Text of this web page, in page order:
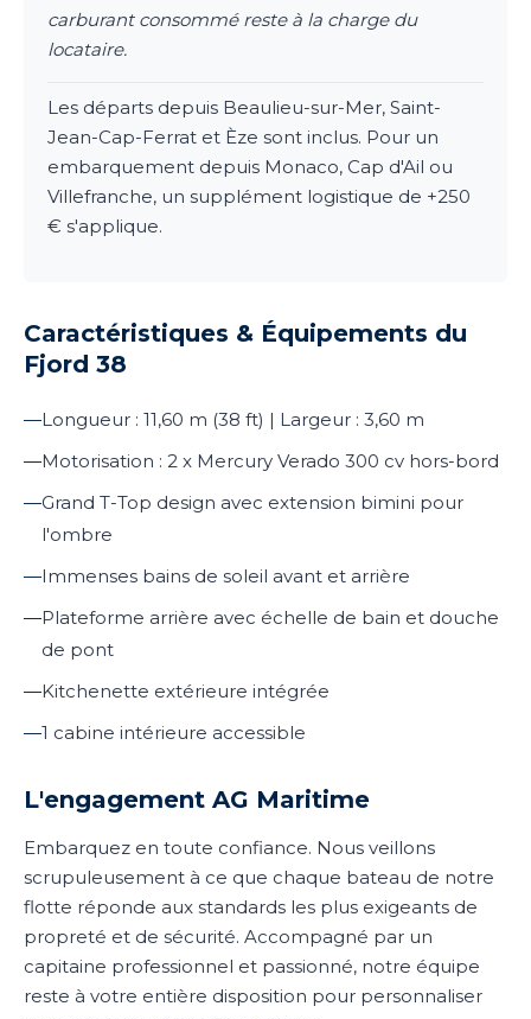
carburant consommé reste à la charge du
locataire.
Les départs depuis Beaulieu-sur-Mer, Saint-
Jean-Cap-Ferrat et Èze sont inclus. Pour un
embarquement depuis Monaco, Cap d'Ail ou
Villefranche, un supplément logistique de +250
€ s'applique.
Caractéristiques & Équipements du
Fjord 38
—Longueur : 11,60 m (38 ft) | Largeur : 3,60 m
—Motorisation : 2 x Mercury Verado 300 cv hors-bord
—Grand T-Top design avec extension bimini pour
l'ombre
—Immenses bains de soleil avant et arrière
—Plateforme arrière avec échelle de bain et douche
de pont
—Kitchenette extérieure intégrée
—1 cabine intérieure accessible
L'engagement AG Maritime
Embarquez en toute confiance. Nous veillons
scrupuleusement à ce que chaque bateau de notre
flotte réponde aux standards les plus exigeants de
propreté et de sécurité. Accompagné par un
capitaine professionnel et passionné, notre équipe
reste à votre entière disposition pour personnaliser